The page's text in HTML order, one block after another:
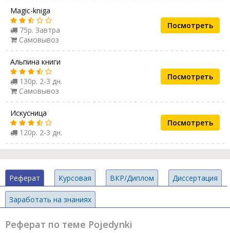
Magic-kniga
75р. Завтра
Самовывоз
Посмотреть
Альпина книги
130р. 2-3 дн.
Самовывоз
Посмотреть
Искусница
120р. 2-3 дн.
Посмотреть
Реферат Курсовая ВКР/Диплом Диссертация
Заработать на знаниях
Реферат по теме Pojedynki